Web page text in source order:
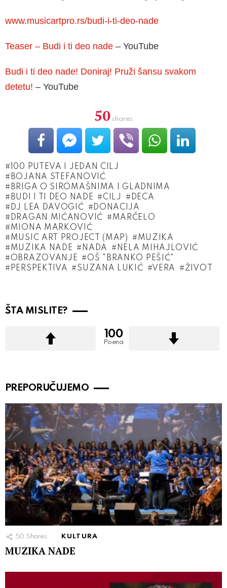
www.musicartpro.rs/budi-i-ti-deo-nade
Teaser – Budi i ti deo nade – YouTube
Budi i ti deo nade! Doniraj! Pruži šansu svakom
detetu! – YouTube
50 shares
100 PUTEVA I JEDAN CILJ
BOJANA STEFANOVIĆ
BRIGA O SIROMAŠNIMA I GLADNIMA
BUDI I TI DEO NADE
CILJ
DECA
DJ LEA DAVOGIĆ
DONACIJA
DRAGAN MIĆANOVIĆ
MARČELO
MIONA MAR­KOVIĆ
MUSIC ART PROJECT (MAP)
MUZIKA
MUZIKA NADE
NADA
NELA MIHAJLOVIĆ
OBRAZOVANJE
OŠ "BRANKO PEŠIĆ"
PERSPEKTIVA
SUZANA LUKIĆ VERA ŽIVOT
ŠTA MISLITE?
100
Poena
PREPORUČUJEMO
50 Shares KULTURA
MUZIKA NADE